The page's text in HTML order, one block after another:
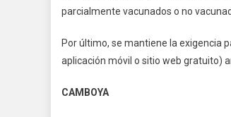
parcialmente vacunados o no
Por último, se mantiene la exigencia
aplicación móvil o sitio web gratuito)
CAMBOYA